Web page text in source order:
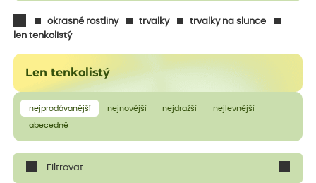
okrasné rostliny trvalky
trvalky na slunce
len tenkolistý
Len tenkolistý
nejprodávanější nejnovější nejdražší nejlevnější
abecedně
Filtrovat